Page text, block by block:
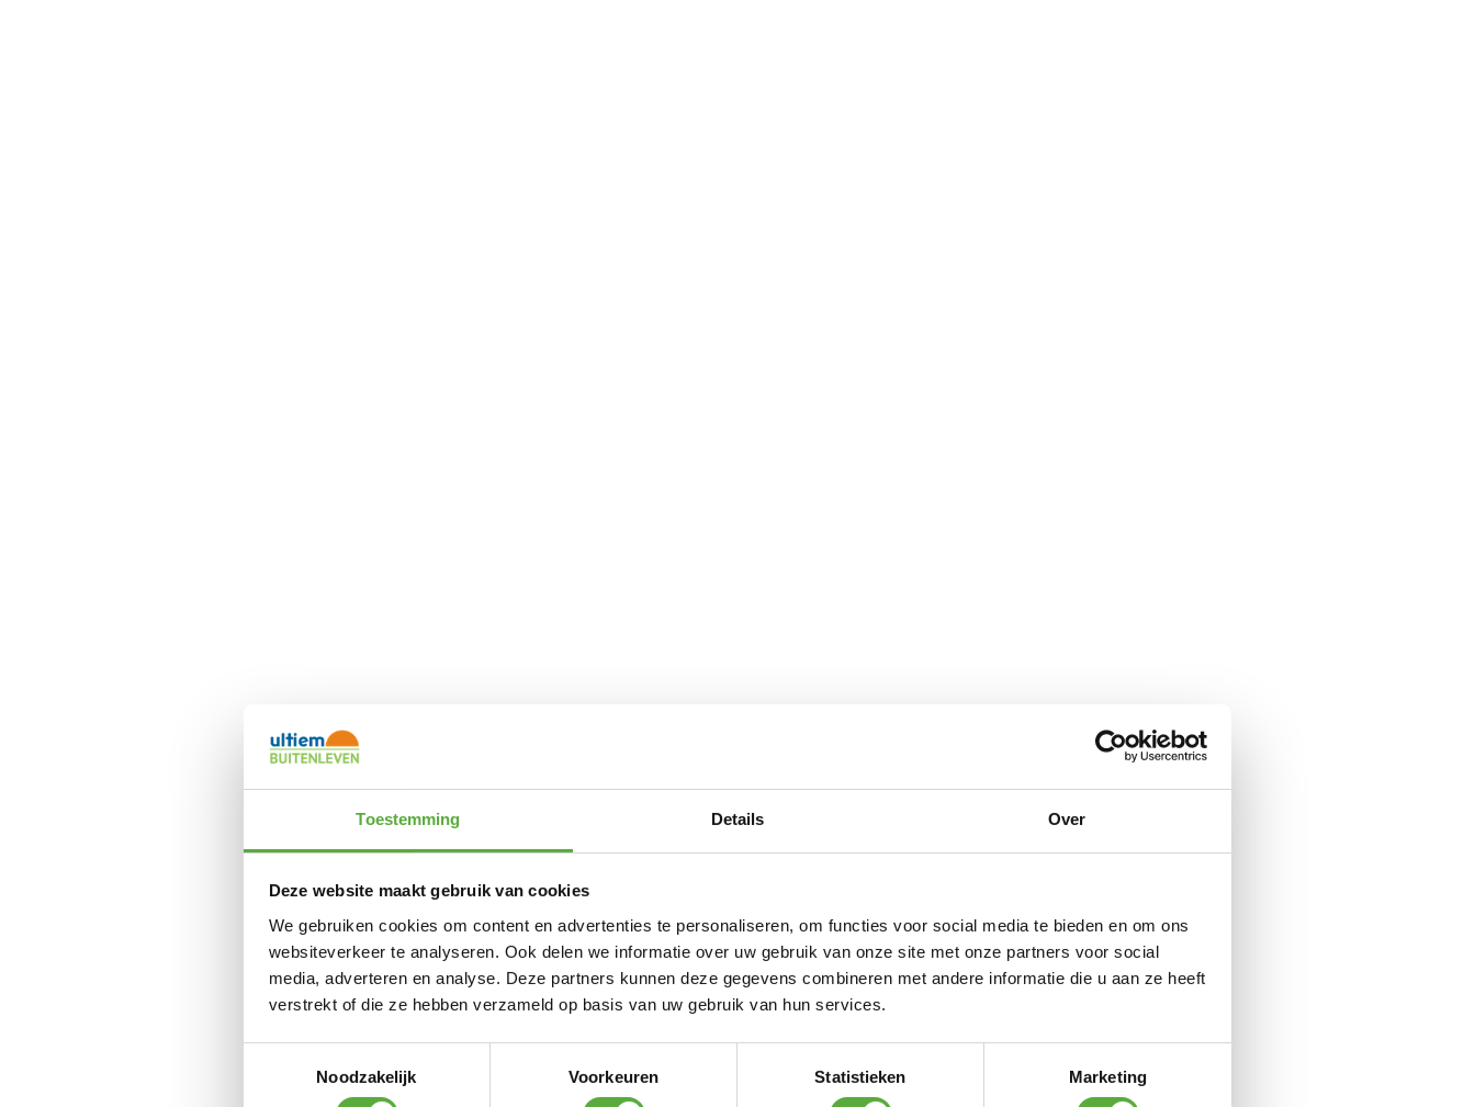
Toestemming Details Over
Deze website maakt gebruik van cookies
We gebruiken cookies om content en advertenties te personaliseren, om functies voor social media te bieden en om ons
websiteverkeer te analyseren. Ook delen we informatie over uw gebruik van onze site met onze partners voor social
media, adverteren en analyse. Deze partners kunnen deze gegevens combineren met andere informatie die u aan ze heeft
verstrekt of die ze hebben verzameld op basis van uw gebruik van hun services.
Noodzakelijk
Voorkeuren Statistieken Marketing